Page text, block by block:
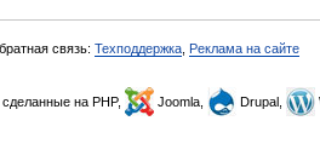
связь: Техподдержка Реклама на сайте
, сделанные на PHP, Joomla, Drupal,